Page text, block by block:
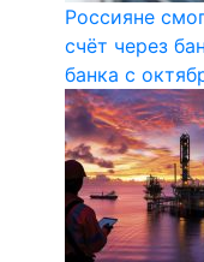
Россияне
счёт через
банка с